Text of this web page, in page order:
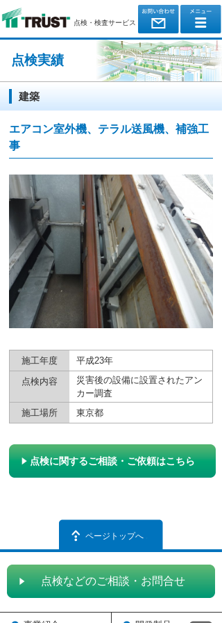
点検・検査サービス
点検実績
建築
エアコン室外機、テラル送風機、補強工
事
施工年度
平成23年
点検内容
災害後の設備に設置されたアン
カー調査
施工場所
東京都
点検に関するご相談・ご依頼はこちら
ページトップへ
点検などのご相談・お問合せ